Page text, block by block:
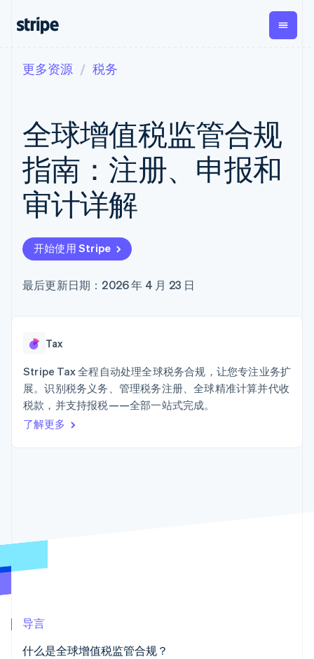
支付
在线支付
Managed
Payments
备案商家解决
方案
Payment links
无代码支付
预构建支付界
面
Elements
灵活的 UI 组件
Payment
接入 125+ 种支
Terminal
Authorization
Boost
支付成功率优
化
Link
加速结账
经常性收入
Metronome
按用量计费
Subscriptions
订阅管理
Invoicing
一次性或定期
Tax
销售税和增值
Revenue
Recognition
Stripe Sigma
Global
Payouts
向第三
方打款
Crypto
Radar
Atlas
碳移除
按企业阶段
按应用场景
智能体商务
加密货币
电子商务
嵌入式金融
财务自动化
全球化企业
交易市场
按行业
AI 企业
酒店、旅游与休闲
文档
库与 SDK
Stripe Apps
指南
接受线上付款
实施预置结账流程
构建平台或交易市场
管理订阅
发行稳定币支持的支付卡
资源
应用集成
代码示例
学习
指南
支持
获取支持
托管支持方案
专业服务
公司
Stripe Press
联系销售
更多资源 税务
全球增值税监管合规
指南：注册、申报和
审计详解
开始使用 Stripe
最后更新日期：2026 年 4 月 23 日
Tax
Stripe Tax 全程自动处理全球税务合规，让您专注业务扩
展。识别税务义务、管理税务注册、全球精准计算并代收
税款，并支持报税——全部一站式完成。
了解更多
导言
什么是全球增值税监管合规？